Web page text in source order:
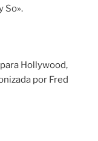
So».
Hollywood,
por Fred